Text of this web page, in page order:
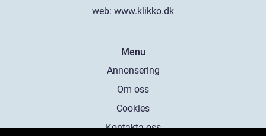
web: www.klikko.dk
Menu
Annonsering
Om oss
Cookies
Kontakta oss